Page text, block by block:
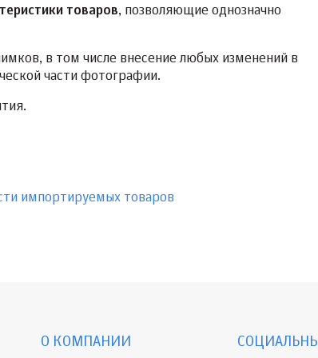
товаров, позволяющие однозначно
в том числе внесение любых изменений в
части фотографии.
импортируемых товаров
О КОМПАНИИ